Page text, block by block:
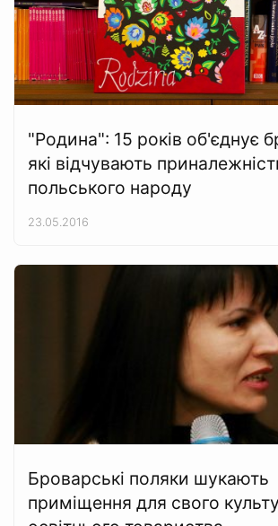
"Родина": 15 років об'єднує
які відчувають
польського народу
23.05.2016
Броварські поляки шукають
приміщення для свого